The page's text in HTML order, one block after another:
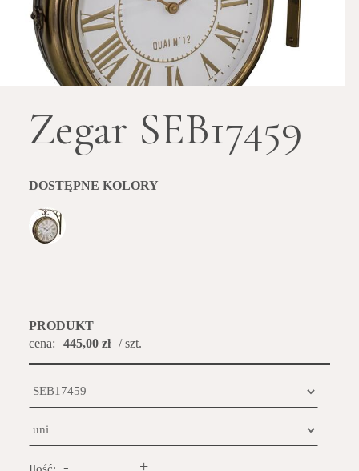
Zegar SEB17459
DOSTĘPNE KOLORY
PRODUKT
cena:
445,00 zł / szt.
Ilość: - +